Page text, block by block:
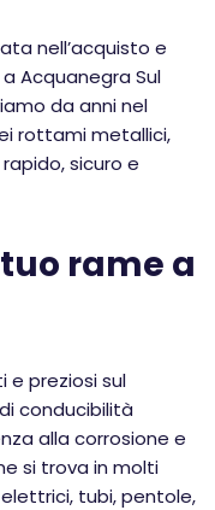
nell’acquisto e
Acquanegra Sul
da anni nel
rottami metallici,
sicuro e
rame a
e preziosi sul
conducibilità
alla corrosione e
si trova in molti
tubi, pentole,